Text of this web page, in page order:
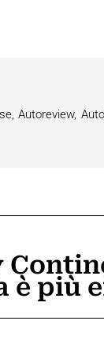
Autoreview,
è più